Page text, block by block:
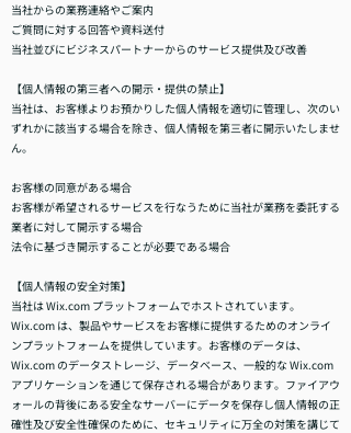
当社からの業務連絡やご案内
ご質問に対する回答や資料送付
当社並びにビジネスパートナーからのサービス提供及び改善
【個人情報の第三者への開示・提供の禁止】
当社は、お客様よりお預かりした個人情報を適切に管理し、次のい
ずれかに該当する場合を除き、個人情報を第三者に開示いたしませ
ん。
お客様の同意がある場合
お客様が希望されるサービスを行なうために当社が業務を委託する
業者に対して開示する場合
法令に基づき開示することが必要である場合
【個人情報の安全対策】
当社は Wix.com プラットフォームでホストされています。
Wix.com は、製品やサービスをお客様に提供するためのオンライ
ンプラットフォームを提供しています。お客様のデータは、
Wix.com のデータストレージ、データベース、一般的な Wix.com
アプリケーションを通じて保存される場合があります。ファイアウ
ォールの背後にある安全なサーバーにデータを保存し個人情報の正
確性及び安全性確保のために、セキュリティに万全の対策を講じて